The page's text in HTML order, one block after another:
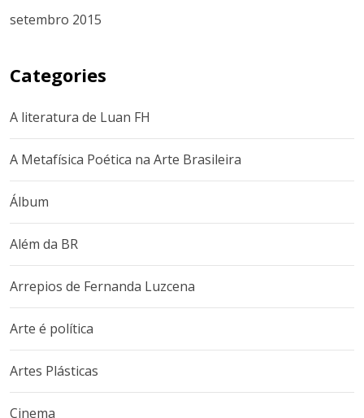
setembro 2015
Categories
A literatura de Luan FH
A Metafísica Poética na Arte Brasileira
Álbum
Além da BR
Arrepios de Fernanda Luzcena
Arte é política
Artes Plásticas
Cinema